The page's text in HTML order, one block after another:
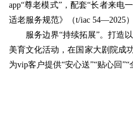
app“尊老模式”，配套“长者来电
适老服务规范》（t/iac 54—2025
服务边界“持续拓展”。打造
美育文化活动，在国家大剧院成
为vip客户提供“安心送”“贴心回